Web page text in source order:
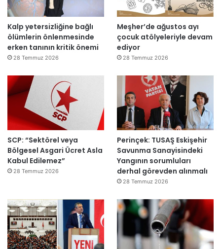
n
a
ç
ı
l
d
Kalp yetersizliğine bağlı
ölümlerin önlenmesinde
erken tanının kritik önemi
28 Temmuz 2026
Meşher’de ağustos ayı
çocuk atölyeleriyle devam
ediyor
28 Temmuz 2026
SCP: “Sektörel veya
Bölgesel Asgari Ücret Asla
Kabul Edilemez”
28 Temmuz 2026
Perinçek: TUSAŞ Eskişehir
Savunma Sanayisindeki
Yangının sorumluları
derhal görevden alınmalı
28 Temmuz 2026